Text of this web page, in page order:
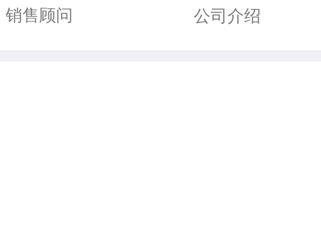
销售顾问 公司介绍